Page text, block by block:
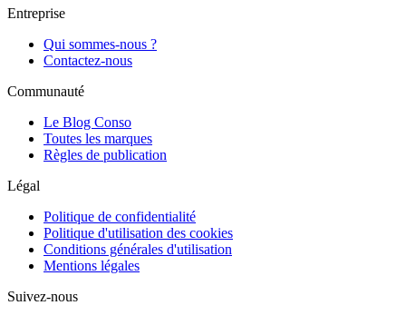
Entreprise
Qui sommes-nous ?
Contactez-nous
Communauté
Le Blog Conso
Toutes les marques
Règles de publication
Légal
Politique de confidentialité
Politique d'utilisation des cookies
Conditions générales d'utilisation
Mentions légales
Suivez-nous